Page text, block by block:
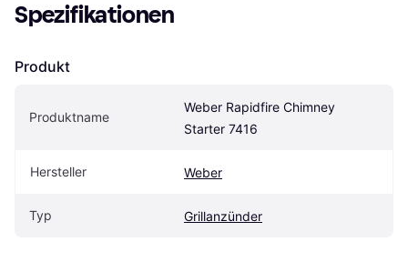
Spezifikationen
Produkt
Produktname
Weber Rapidfire Chimney
Starter 7416
Hersteller Weber
Typ Grillanzünder